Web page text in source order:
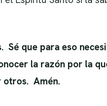
que para eso
la razón por la
otros. Amén.